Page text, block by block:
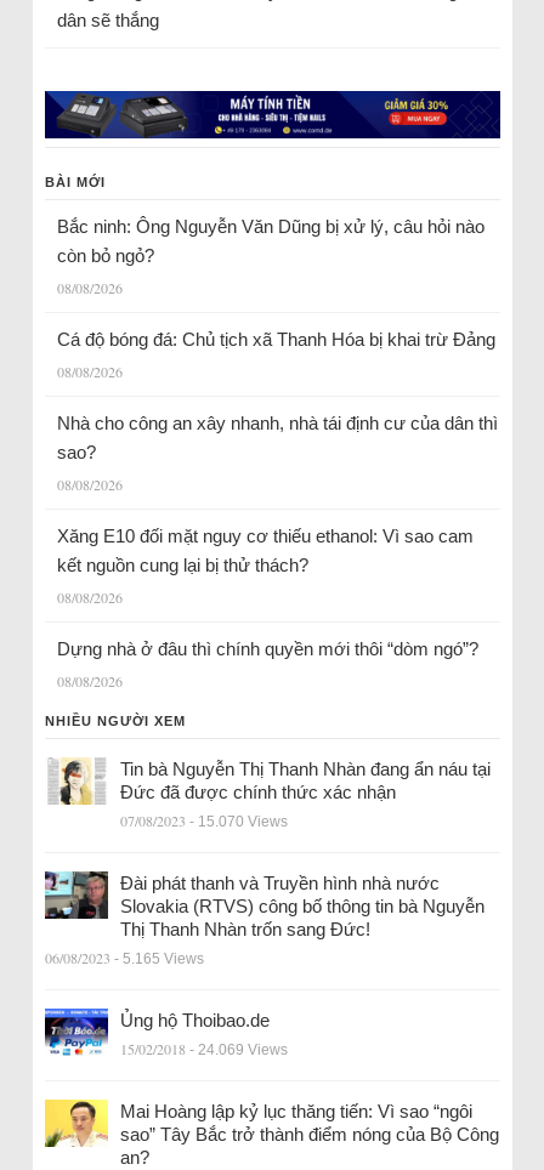
dân sẽ thắng
BÀI MỚI
Bắc ninh: Ông Nguyễn Văn Dũng bị xử lý, câu hỏi nào
còn bỏ ngỏ?
08/08/2026
Cá độ bóng đá: Chủ tịch xã Thanh Hóa bị khai trừ Đảng
08/08/2026
Nhà cho công an xây nhanh, nhà tái định cư của dân thì
sao?
08/08/2026
Xăng E10 đối mặt nguy cơ thiếu ethanol: Vì sao cam
kết nguồn cung lại bị thử thách?
08/08/2026
Dựng nhà ở đâu thì chính quyền mới thôi “dòm ngó”?
08/08/2026
NHIỀU NGƯỜI XEM
Tin bà Nguyễn Thị Thanh Nhàn đang ẩn náu tại
Đức đã được chính thức xác nhận
07/08/2023 - 15.070 Views
Đài phát thanh và Truyền hình nhà nước
Slovakia (RTVS) công bố thông tin bà Nguyễn
Thị Thanh Nhàn trốn sang Đức!
06/08/2023 - 5.165 Views
Ủng hộ Thoibao.de
15/02/2018 - 24.069 Views
Mai Hoàng lập kỷ lục thăng tiến: Vì sao “ngôi
sao” Tây Bắc trở thành điểm nóng của Bộ Công
an?